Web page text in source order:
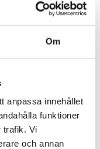
Om
anpassa innehållet
funktioner
trafik. Vi
och annan
Meßsysteme är en
noggrannhet.
LÄS MER